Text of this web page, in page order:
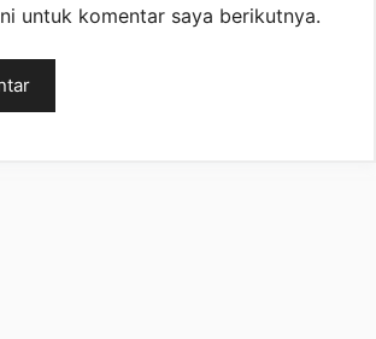
untuk komentar saya berikutnya.